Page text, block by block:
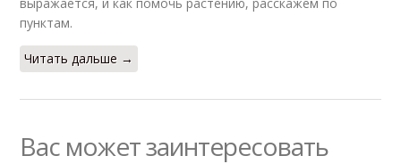
пунктам.
Читать дальше →
Вас может заинтересовать